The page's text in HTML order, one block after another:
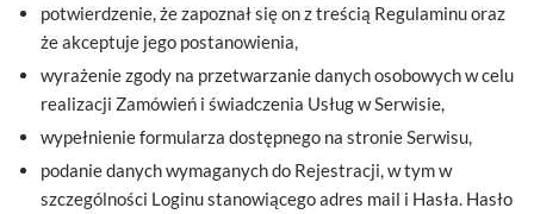
potwierdzenie, że zapoznał się on z treścią Regulaminu oraz
że akceptuje jego postanowienia,
wyrażenie zgody na przetwarzanie danych osobowych w celu
realizacji Zamówień i świadczenia Usług w Serwisie,
wypełnienie formularza dostępnego na stronie Serwisu,
podanie danych wymaganych do Rejestracji, w tym w
szczególności Loginu stanowiącego adres mail i Hasła. Hasło